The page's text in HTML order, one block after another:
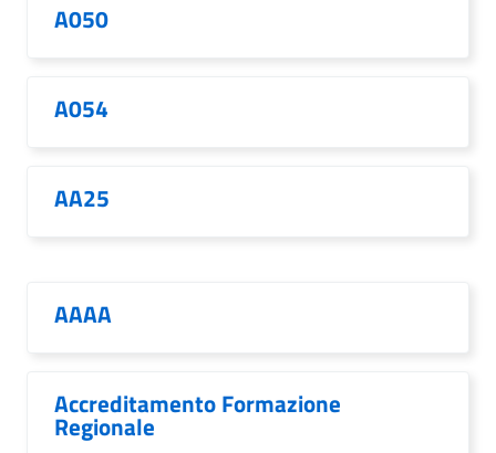
A050
A054
AA25
AAAA
Accreditamento Formazione
Regionale